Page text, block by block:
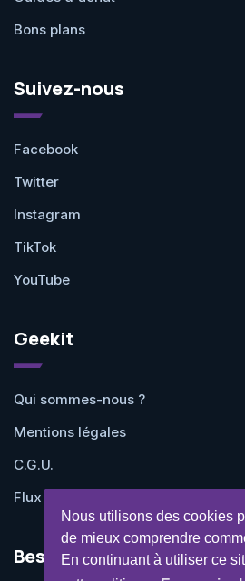
Nous utilisons des cookies
de mieux comprendre
En continuant à utiliser ce
Bons plans
Suivez-nous
Facebook
Twitter
Instagram
TikTok
YouTube
Geekit
Qui sommes-nous ?
Mentions légales
C.G.U.
Flux RSS
Besoin d'aide ?